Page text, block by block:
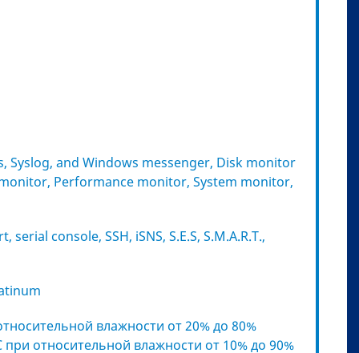
Syslog, and Windows messenger, Disk monitor
Performance monitor, System monitor,
serial console, SSH, iSNS, S.E.S, S.M.A.R.T.,
влажности от 20% до 80%
относительной влажности от 10% до 90%